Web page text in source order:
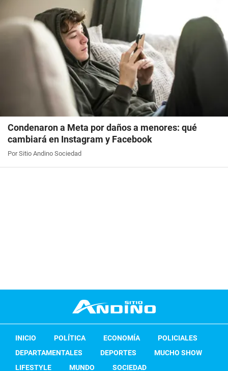
Condenaron a Meta por daños a menores: qué
cambiará en Instagram y Facebook
Por Sitio Andino Sociedad
INICIO POLÍTICA ECONOMÍA
POLICIALES
DEPARTAMENTALES
DEPORTES
MUCHO SHOW
LIFESTYLE
MUNDO SOCIEDAD